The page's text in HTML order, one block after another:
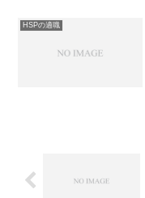
HSPの適職